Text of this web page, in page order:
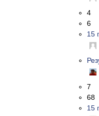
4
6
15
7
68
15